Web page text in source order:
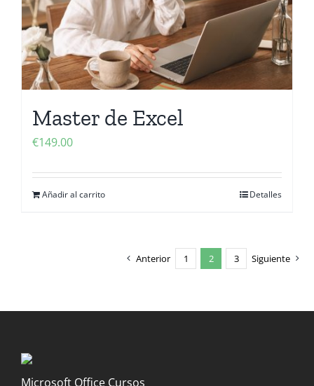
Master de Excel
€149.00
Añadir al carrito Detalles
Anterior 1 2 3 Siguiente
Microsoft Office Cursos